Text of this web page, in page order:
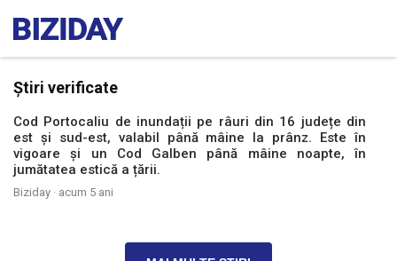
Știri verificate
Cod Portocaliu de inundații pe râuri din 16 județe din
est și sud-est, valabil până mâine la prânz. Este în
vigoare și un Cod Galben până mâine noapte, în
jumătatea estică a țării.
Biziday · acum 5 ani